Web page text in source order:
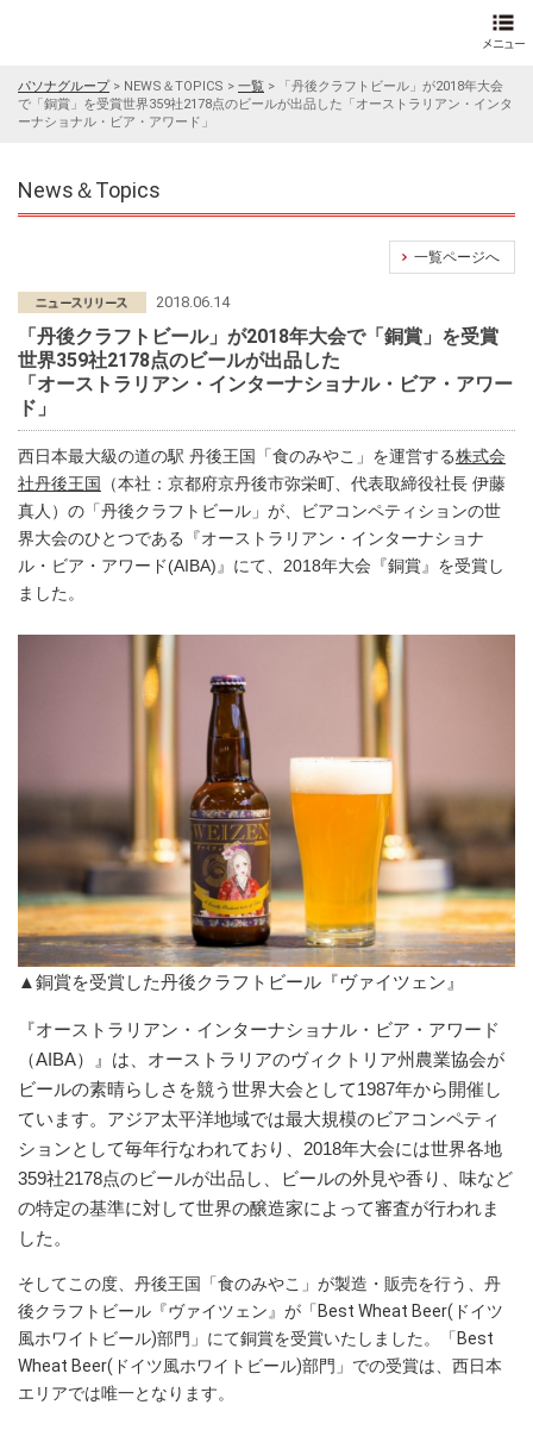
パソナグループ> NEWS＆TOPICS > 一覧 >
「丹後クラフトビール」が2018年大会
で「銅賞」を受賞世界359社2178点のビールが出品した「オーストラリアン・インタ
ーナショナル・ビア・アワード」
News＆Topics
一覧ページへ
2018.06.14
「丹後クラフトビール」が2018年大会で「銅賞」を受賞
世界359社2178点のビールが出品した
「オーストラリアン・インターナショナル・ビア・アワー
ド」
西日本最大級の道の駅 丹後王国「食のみやこ」を運営する株式会
社丹後王国
（本社：京都府京丹後市弥栄町、代表取締役社長 伊藤
真人）の「丹後クラフトビール」が、ビアコンペティションの世
界大会のひとつである『オーストラリアン・インターナショナ
ル・ビア・アワード(AIBA)』にて、2018年大会『銅賞』を受賞し
ました。
▲銅賞を受賞した丹後クラフトビール『ヴァイツェン』
『オーストラリアン・インターナショナル・ビア・アワード
（AIBA）』は、オーストラリアのヴィクトリア州農業協会が
ビールの素晴らしさを競う世界大会として1987年から開催し
ています。アジア太平洋地域では最大規模のビアコンペティ
ションとして毎年行なわれており、2018年大会には世界各地
359社2178点のビールが出品し、ビールの外見や香り、味など
の特定の基準に対して世界の醸造家によって審査が行われま
した。
そしてこの度、丹後王国「食のみやこ」が製造・販売を行う、丹
後クラフトビール『ヴァイツェン』が「Best Wheat Beer(ドイツ
風ホワイトビール)部門」にて銅賞を受賞いたしました。「Best
Wheat Beer(ドイツ風ホワイトビール)部門」での受賞は、西日本
エリアでは唯一となります。